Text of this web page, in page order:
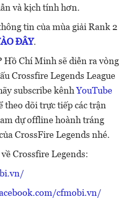
và kịch tính hơn.
tin của mùa giải Rank 2
ĐÂY.
Hồ Chí Minh sẽ diễn ra vòng
Crossfire Legends League
subscribe kênhYouTube
theo dõi trực tiếp các trận
dự offline hoành tráng
CrossFire Legends nhé.
Crossfire Legends:
cfmobi.vn/